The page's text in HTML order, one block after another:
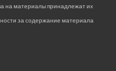
на материалы принадлежат их
за содержание материала